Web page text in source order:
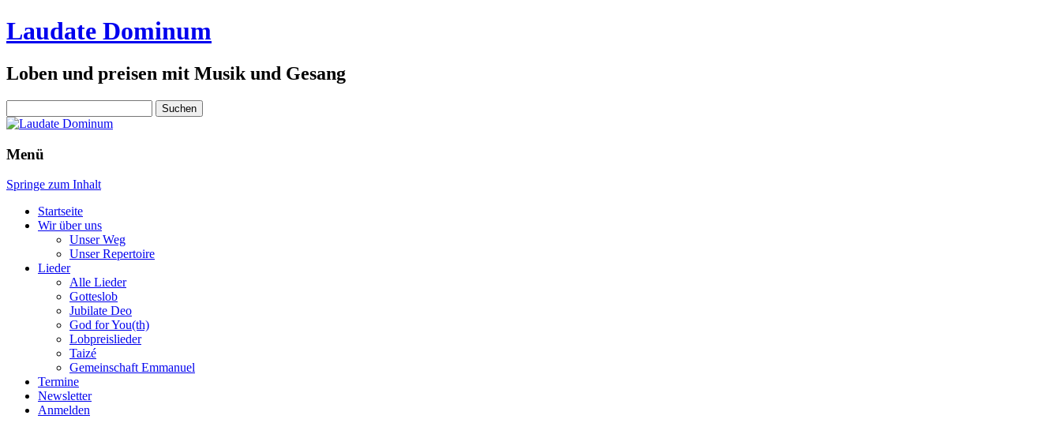
Laudate Dominum
Loben und preisen mit Musik und Gesang
nach:
Menü
Springe zum Inhalt
Startseite
Wir über uns
Unser Weg
Unser Repertoire
Lieder
Alle Lieder
Gotteslob
Jubilate Deo
God for You(th)
Lobpreislieder
Taizé
Gemeinschaft Emmanuel
Termine
Newsletter
Anmelden